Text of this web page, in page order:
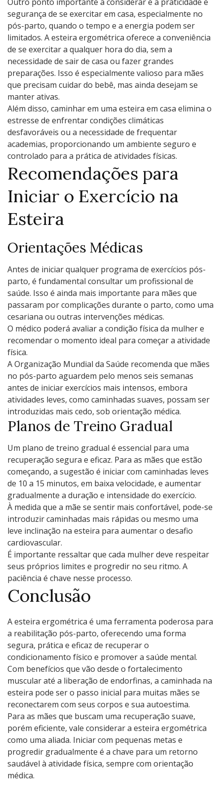
segurança de se exercitar em casa, especialmente no
pós-parto, quando o tempo e a energia podem ser
limitados. A esteira ergométrica oferece a conveniência
de se exercitar a qualquer hora do dia, sem a
necessidade de sair de casa ou fazer grandes
preparações. Isso é especialmente valioso para mães
que precisam cuidar do bebê, mas ainda desejam se
manter ativas.
Além disso, caminhar em uma esteira em casa elimina o
estresse de enfrentar condições climáticas
desfavoráveis ou a necessidade de frequentar
academias, proporcionando um ambiente seguro e
controlado para a prática de atividades físicas.
Recomendações para
Iniciar o Exercício na
Esteira
Orientações Médicas
Antes de iniciar qualquer programa de exercícios pós-
parto, é fundamental consultar um profissional de
saúde. Isso é ainda mais importante para mães que
passaram por complicações durante o parto, como uma
cesariana ou outras intervenções médicas.
O médico poderá avaliar a condição física da mulher e
recomendar o momento ideal para começar a atividade
física.
A Organização Mundial da Saúde recomenda que mães
no pós-parto aguardem pelo menos seis semanas
antes de iniciar exercícios mais intensos, embora
atividades leves, como caminhadas suaves, possam ser
introduzidas mais cedo, sob orientação médica.
Planos de Treino Gradual
Um plano de treino gradual é essencial para uma
recuperação segura e eficaz. Para as mães que estão
começando, a sugestão é iniciar com caminhadas leves
de 10 a 15 minutos, em baixa velocidade, e aumentar
gradualmente a duração e intensidade do exercício.
À medida que a mãe se sentir mais confortável, pode-se
introduzir caminhadas mais rápidas ou mesmo uma
leve inclinação na esteira para aumentar o desafio
cardiovascular.
É importante ressaltar que cada mulher deve respeitar
seus próprios limites e progredir no seu ritmo. A
paciência é chave nesse processo.
Conclusão
A esteira ergométrica é uma ferramenta poderosa para
a reabilitação pós-parto, oferecendo uma forma
segura, prática e eficaz de recuperar o
condicionamento físico e promover a saúde mental.
Com benefícios que vão desde o fortalecimento
muscular até a liberação de endorfinas, a caminhada na
esteira pode ser o passo inicial para muitas mães se
reconectarem com seus corpos e sua autoestima.
Para as mães que buscam uma recuperação suave,
porém eficiente, vale considerar a esteira ergométrica
como uma aliada. Iniciar com pequenas metas e
progredir gradualmente é a chave para um retorno
saudável à atividade física, sempre com orientação
médica.